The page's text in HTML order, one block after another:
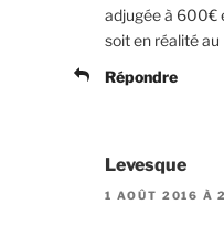
adjugée à 600€
soit en réalité
Répondre
Levesque
1 AOÛT 2016 À